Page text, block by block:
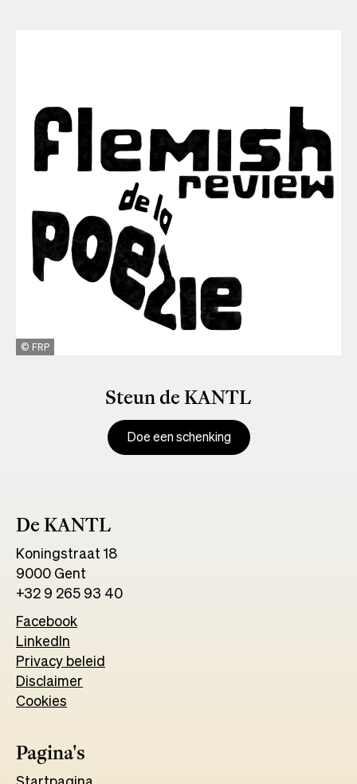
FRP
Steun de KANTL
Doe een schenking
De KANTL
Koningstraat 18
9000 Gent
+32 9 265 93 40
Facebook
a
new
LinkedIn
in
a
Privacy beleid
Disclaimer
Cookies
Pagina's